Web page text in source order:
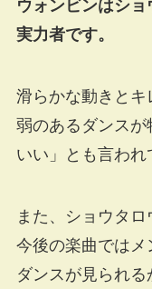
ウォンビンはシ
実力者です。
滑らかな動きと
弱のあるダンスが
いい」とも言われ
また、ショウタロ
今後の楽曲では
ダンスが見られ